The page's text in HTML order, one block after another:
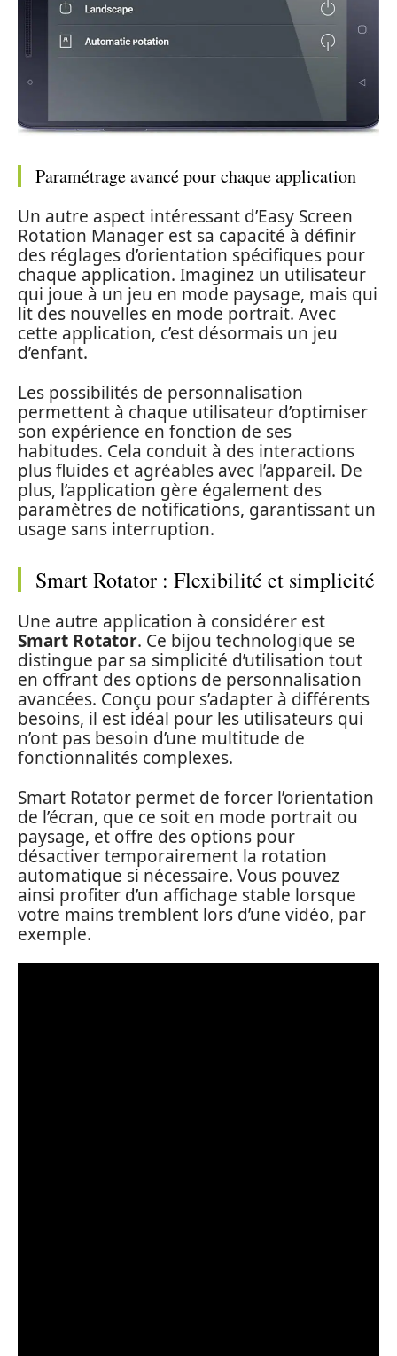
Paramétrage avancé pour chaque application
Un autre aspect intéressant d’Easy Screen
Rotation Manager est sa capacité à définir
des réglages d’orientation spécifiques pour
chaque application. Imaginez un utilisateur
qui joue à un jeu en mode paysage, mais qui
lit des nouvelles en mode portrait. Avec
cette application, c’est désormais un jeu
d’enfant.
Les possibilités de personnalisation
permettent à chaque utilisateur d’optimiser
son expérience en fonction de ses
habitudes. Cela conduit à des interactions
plus fluides et agréables avec l’appareil. De
plus, l’application gère également des
paramètres de notifications, garantissant un
usage sans interruption.
Smart Rotator : Flexibilité et simplicité
Une autre application à considérer est
Smart Rotator. Ce bijou technologique se
distingue par sa simplicité d’utilisation tout
en offrant des options de personnalisation
avancées. Conçu pour s’adapter à différents
besoins, il est idéal pour les utilisateurs qui
n’ont pas besoin d’une multitude de
fonctionnalités complexes.
Smart Rotator permet de forcer l’orientation
de l’écran, que ce soit en mode portrait ou
paysage, et offre des options pour
désactiver temporairement la rotation
automatique si nécessaire. Vous pouvez
ainsi profiter d’un affichage stable lorsque
votre mains tremblent lors d’une vidéo, par
exemple.